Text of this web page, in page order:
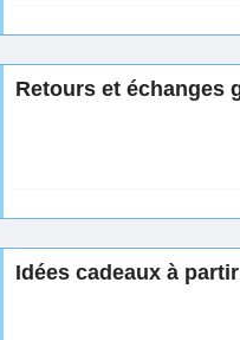
Retours et échanges
Idées cadeaux à